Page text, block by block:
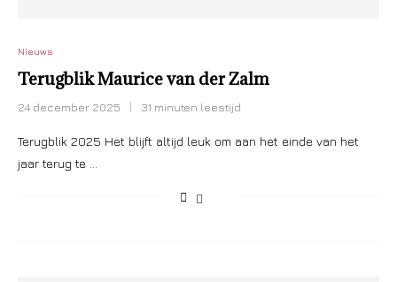
Nieuws
Terugblik Maurice van der Zalm
24 december 2025 31 minuten leestijd
Terugblik 2025 Het blijft altijd leuk om aan het einde van het
jaar terug te …